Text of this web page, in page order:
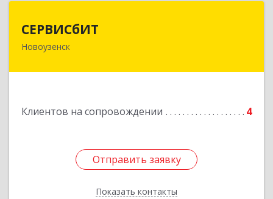
СЕРВИСбИТ
Новоузенск
Клиентов на сопровождении 4
Отправить заявку
Показать контакты
413 360, Саратовская обл, Новоузенский р-н,
Отправить заявку
Назад